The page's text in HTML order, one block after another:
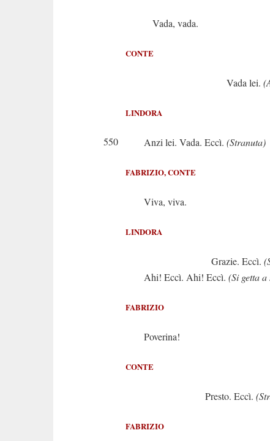
Vada, vada.
CONTE
Vada lei.
LINDORA
550 Anzi lei. Vada. Eccì. (Stranuta)
FABRIZIO, CONTE
Viva, viva.
LINDORA
Grazie. Eccì.
Ahi! Eccì. Ahi! Eccì. (Si getta a
FABRIZIO
Poverina!
CONTE
Presto. Eccì.
FABRIZIO